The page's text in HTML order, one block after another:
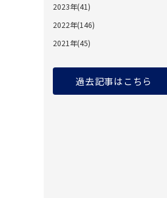
2023年(41)
2022年(146)
2021年(45)
過去記事はこちら